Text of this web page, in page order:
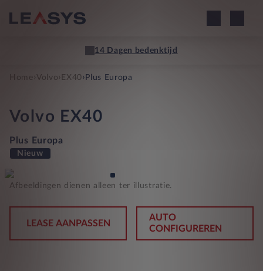
14 Dagen bedenktijd
Home Volvo› EX40› Plus Europa
Volvo EX40
Plus Europa
Nieuw
Afbeeldingen dienen alleen ter illustratie.
LEASE AANPASSEN
AUTO
CONFIGUREREN